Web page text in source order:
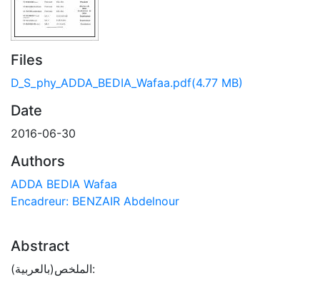
Files
D_S_phy_ADDA_BEDIA_Wafaa.pdf(4.77 MB)
Date
2016-06-30
Authors
ADDA BEDIA Wafaa
Encadreur: BENZAIR Abdelnour
Abstract
الملخص(بالعربية):